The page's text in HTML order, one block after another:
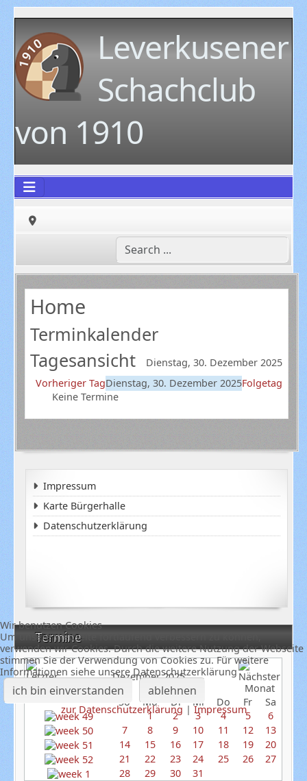
Leverkusener
Schachclub
von 1910
Termine
Dezember 2025
So
Mo Di Mi Do Fr
Sa
1
2 3 4 5
6
7
8 9 10 11 12
13
14
15 16 17 18 19
20
21
22 23 24 25 26
27
28
29 30 31
Home
Terminkalender
Tagesansicht
Dienstag, 30. Dezember 2025
Vorheriger TagDienstag, 30. Dezember 2025Folgetag
Keine Termine
Impressum
Karte Bürgerhalle
Datenschutzerklärung
Wir benutzen Cookies
Um unsere Webseite fortlaufend verbessern zu können,
verwenden wir Cookies. Durch die weitere Nutzung der Webseite
stimmen Sie der Verwendung von Cookies zu. Für weitere
Informationen siehe unsere Datenschutzerklärung
ich bin einverstanden ablehnen
zur Datenschutzerklärung |Impressum